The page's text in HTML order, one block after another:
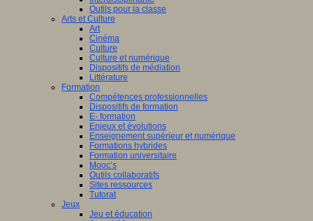
Outils pour la classe
Arts et Culture
Art
Cinéma
Culture
Culture et numérique
Dispositifs de médiation
Littérature
Formation
Compétences professionnelles
Dispositifs de formation
E- formation
Enjeux et évolutions
Enseignement supérieur et numérique
Formations hybrides
Formation universitaire
Mooc’s
Outils collaboratifs
Sites ressources
Tutorat
Jeux
Jeu et éducation